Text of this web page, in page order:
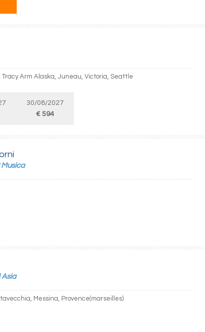
Arm Alaska, Juneau, Victoria, Seattle
30/08/2027
€ 594
Musica
Asia
Messina, Provence(marseilles)